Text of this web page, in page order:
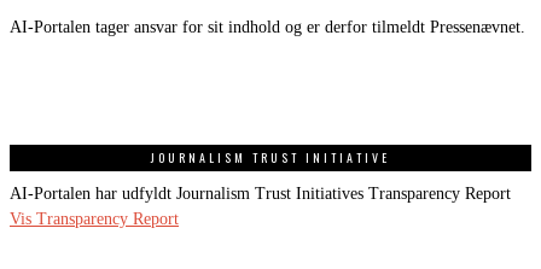
AI-Portalen tager ansvar for sit indhold og er derfor tilmeldt Pressenævnet.
JOURNALISM TRUST INITIATIVE
AI-Portalen har udfyldt Journalism Trust Initiatives Transparency Report
Vis Transparency Report